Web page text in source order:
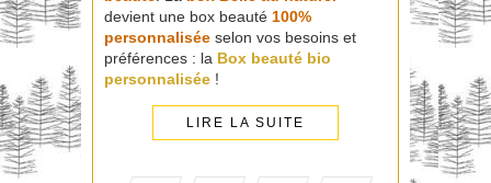
devient une box beauté 100%
personnalisée selon vos besoins et
préférences : la Box beauté bio
personnalisée !
LIRE LA SUITE